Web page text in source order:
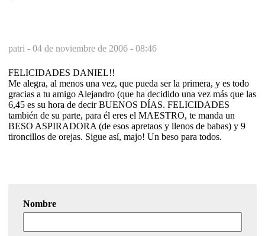
patri - 04 de noviembre de 2006 - 08:46
FELICIDADES DANIEL!!
Me alegra, al menos una vez, que pueda ser la primera, y es todo
gracias a tu amigo Alejandro (que ha decidido una vez más que las
6,45 es su hora de decir BUENOS DÍAS. FELICIDADES
también de su parte, para él eres el MAESTRO, te manda un
BESO ASPIRADORA (de esos apretaos y llenos de babas) y 9
tironcillos de orejas. Sigue así, majo! Un beso para todos.
Nombre